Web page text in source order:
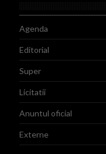
Agenda
Editorial
Super
Licitatii
Anuntul oficial
Externe